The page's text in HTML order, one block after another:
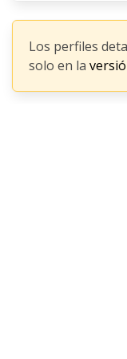
Los perfiles
solo en la